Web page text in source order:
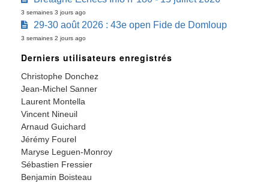
3 semaines 3 jours ago
29-30 août 2026 : 43e open Fide de Domloup
3 semaines 2 jours ago
Derniers utilisateurs enregistrés
Christophe Donchez
Jean-Michel Sanner
Laurent Montella
Vincent Nineuil
Arnaud Guichard
Jérémy Fourel
Maryse Leguen-Monroy
Sébastien Fressier
Benjamin Boisteau